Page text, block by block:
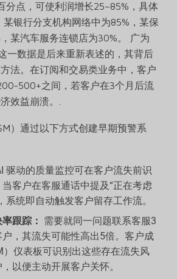
分点，可使利润增长25–85%，具体
银行分支机构网络中为85%，某保
某汽车服务连锁店为30%。 广为
一数据是后来重新表述的，其背后
法。在订阅和交易类业务中，客户
500+之间，若客户在3个月后流
效益崩溃。.
）通过以下方式创建早期预警系
驱动的质量监控可在客户流失前识
客户在客服通话中提及“正在考虑
系统即自动触发客户留存工作流。
跟踪： 需要就同一问题联系客服3
，其流失可能性高出5倍。客户成
）仪表板可识别出这些存在流失风
以便主动开展客户关怀。